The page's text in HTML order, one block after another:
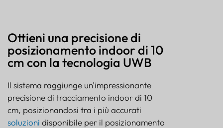
Ottieni una precisione di
posizionamento indoor di 10
cm con la tecnologia UWB
Il sistema raggiunge un'impressionante
precisione di tracciamento indoor di 10
cm, posizionandosi tra i più accurati
soluzioni disponibile per il posizionamento